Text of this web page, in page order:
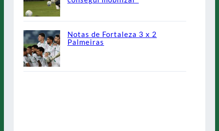
Notas de Fortaleza 3 x 2
Palmeiras